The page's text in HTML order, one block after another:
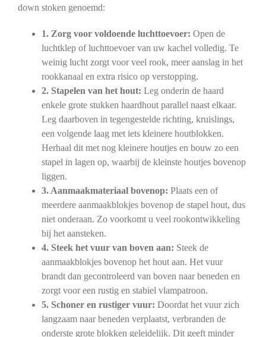
down stoken genoemd:
1. Zorg voor voldoende luchttoevoer: Open de
luchtklep of luchttoevoer van uw kachel volledig. Te
weinig lucht zorgt voor veel rook, meer aanslag in het
rookkanaal en extra risico op verstopping.
2. Stapelen van het hout: Leg onderin de haard
enkele grote stukken haardhout parallel naast elkaar.
Leg daarboven in tegengestelde richting, kruislings,
een volgende laag met iets kleinere houtblokken.
Herhaal dit met nog kleinere houtjes en bouw zo een
stapel in lagen op, waarbij de kleinste houtjes bovenop
liggen.
3. Aanmaakmateriaal bovenop: Plaats een of
meerdere aanmaakblokjes bovenop de stapel hout, dus
niet onderaan. Zo voorkomt u veel rookontwikkeling
bij het aansteken.
4. Steek het vuur van boven aan: Steek de
aanmaakblokjes bovenop het hout aan. Het vuur
brandt dan gecontroleerd van boven naar beneden en
zorgt voor een rustig en stabiel vlampatroon.
5. Schoner en rustiger vuur: Doordat het vuur zich
langzaam naar beneden verplaatst, verbranden de
onderste grote blokken geleidelijk. Dit geeft minder